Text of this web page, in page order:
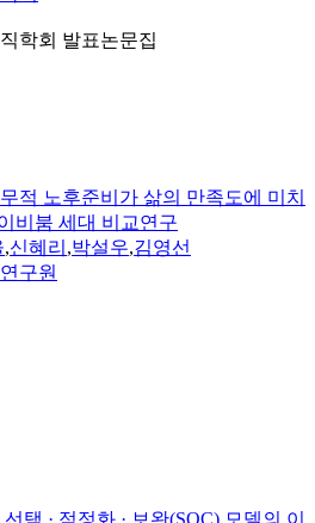
학회 발표논문집
적 노후준비가 삶의 만족도에 미치
비붐 세대 비교연구
,신혜리 ,박설우,김영선
구원